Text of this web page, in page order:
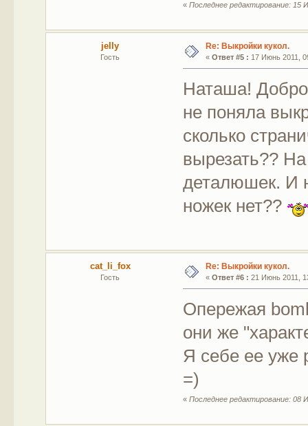
«Последнее редактирование: 15
jelly
Гость
Re: Выкройки кукол.
« Ответ #5 : 17 Июнь 2011,
Наташа!
не поняла
сколько
вырезать??
деталюшек. И
ножек нет??
cat_li_fox
Гость
Re: Выкройки кукол.
« Ответ #6 : 21 Июнь 2011,
Опережая
они же
Я себе ее уже
=)
«Последнее редактирование: 08